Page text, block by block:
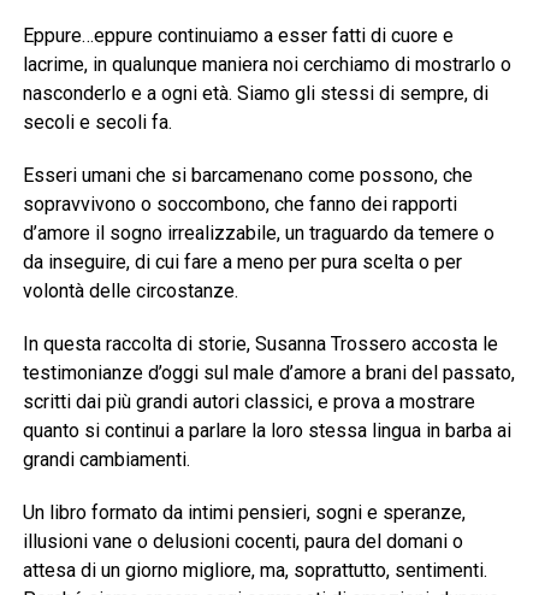
Eppure…eppure continuiamo a esser fatti di cuore e
lacrime, in qualunque maniera noi cerchiamo di mostrarlo o
nasconderlo e a ogni età. Siamo gli stessi di sempre, di
secoli e secoli fa.
Esseri umani che si barcamenano come possono, che
sopravvivono o soccombono, che fanno dei rapporti
d’amore il sogno irrealizzabile, un traguardo da temere o
da inseguire, di cui fare a meno per pura scelta o per
volontà delle circostanze.
In questa raccolta di storie, Susanna Trossero accosta le
testimonianze d’oggi sul male d’amore a brani del passato,
scritti dai più grandi autori classici, e prova a mostrare
quanto si continui a parlare la loro stessa lingua in barba ai
grandi cambiamenti.
Un libro formato da intimi pensieri, sogni e speranze,
illusioni vane o delusioni cocenti, paura del domani o
attesa di un giorno migliore, ma, soprattutto, sentimenti.